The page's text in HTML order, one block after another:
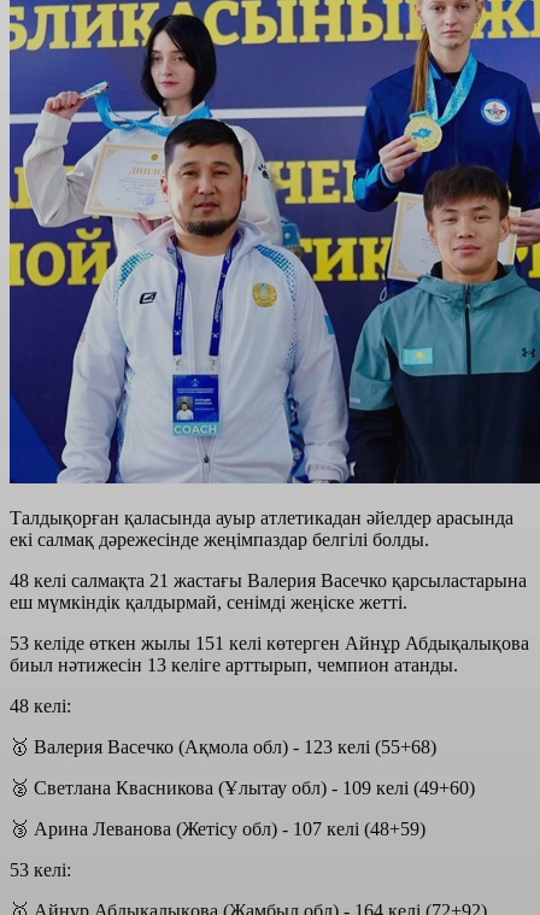
Талдықорған қаласында ауыр атлетикадан әйелдер арасында
екі салмақ дәрежесінде жеңімпаздар белгілі болды.
48 келі салмақта 21 жастағы Валерия Васечко қарсыластарына
еш мүмкіндік қалдырмай, сенімді жеңіске жетті.
53 келіде өткен жылы 151 келі көтерген Айнұр Абдықалықова
биыл нәтижесін 13 келіге арттырып, чемпион атанды.
48 келі:
🥇 Валерия Васечко (Ақмола обл) - 123 келі (55+68)
🥈 Светлана Квасникова (Ұлытау обл) - 109 келі (49+60)
🥉 Арина Леванова (Жетісу обл) - 107 келі (48+59)
53 келі:
🥇 Айнұр Абдықалықова (Жамбыл обл) - 164 келі (72+92)